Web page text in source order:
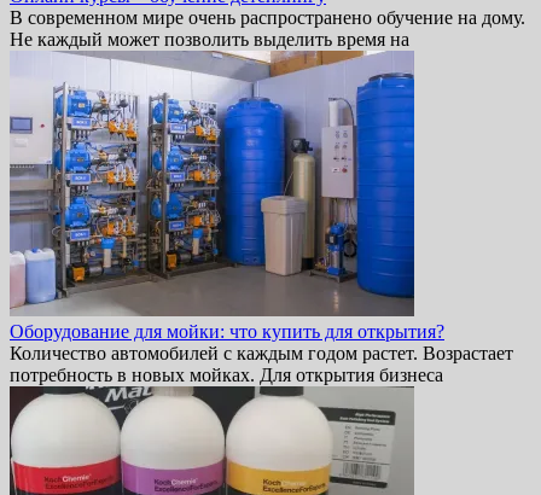
В современном мире очень распространено обучение на дому.
Не каждый может позволить выделить время на
Оборудование для мойки: что купить для открытия?
Количество автомобилей с каждым годом растет. Возрастает
потребность в новых мойках. Для открытия бизнеса